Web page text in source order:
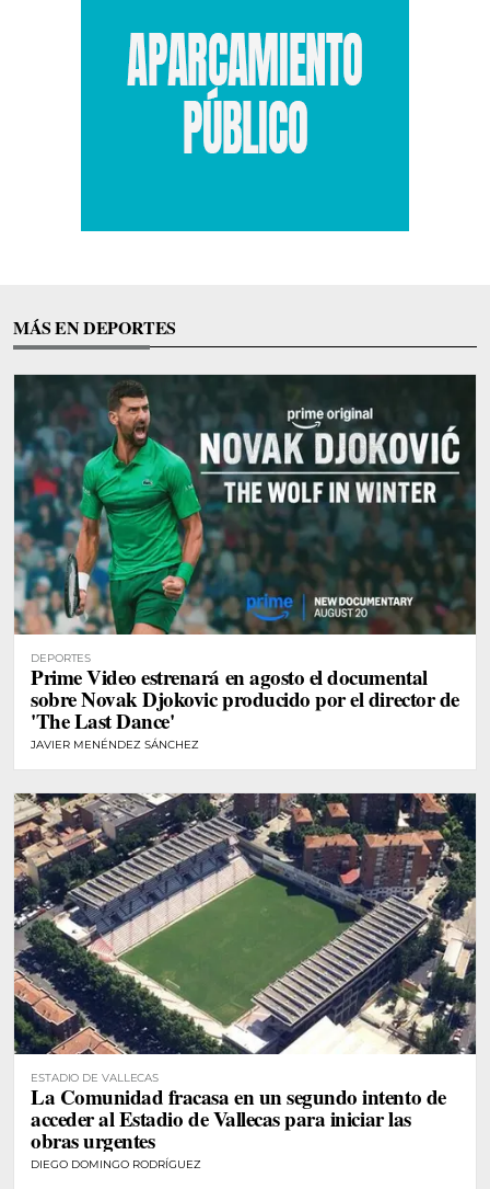
MÁS EN DEPORTES
DEPORTES
Prime Video estrenará en agosto el documental
sobre Novak Djokovic producido por el director de
'The Last Dance'
JAVIER MENÉNDEZ SÁNCHEZ
ESTADIO DE VALLECAS
La Comunidad fracasa en un segundo intento de
acceder al Estadio de Vallecas para iniciar las
obras urgentes
DIEGO DOMINGO RODRÍGUEZ